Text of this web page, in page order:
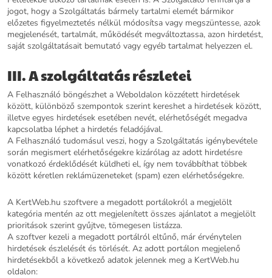
jogot, hogy a Szolgáltatás bármely tartalmi elemét bármikor
előzetes figyelmeztetés nélkül módosítsa vagy megszüntesse, azok
megjelenését, tartalmát, működését megváltoztassa, azon hirdetést,
saját szolgáltatásait bemutató vagy egyéb tartalmat helyezzen el.
III. A szolgáltatás részletei
A Felhasználó böngészhet a Weboldalon közzétett hirdetések
között, különböző szempontok szerint kereshet a hirdetések között,
illetve egyes hirdetések esetében nevét, elérhetőségét megadva
kapcsolatba léphet a hirdetés feladójával.
A Felhasználó tudomásul veszi, hogy a Szolgáltatás igénybevétele
során megismert elérhetőségekre kizárólag az adott hirdetésre
vonatkozó érdeklődését küldheti el, így nem továbbíthat többek
között kéretlen reklámüzeneteket (spam) ezen elérhetőségekre.
A KertWeb.hu szoftvere a megadott portálokról a megjelölt
kategória mentén az ott megjelenített összes ajánlatot a megjelölt
prioritások szerint gyűjtve, tömegesen listázza.
A szoftver kezeli a megadott portálról eltűnő, már érvénytelen
hirdetések észlelését és törlését. Az adott portálon megjelenő
hirdetésekből a következő adatok jelennek meg a KertWeb.hu
oldalon: